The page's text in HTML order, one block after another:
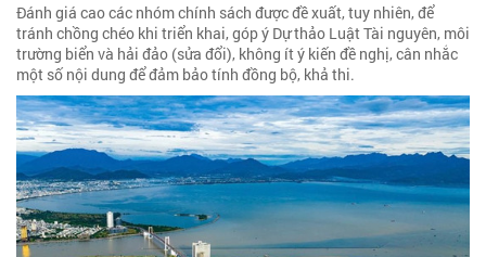
Đánh giá cao các nhóm chính sách được đề xuất, tuy nhiên, để
tránh chồng chéo khi triển khai, góp ý Dự thảo Luật Tài nguyên, môi
trường biển và hải đảo (sửa đổi), không ít ý kiến đề nghị, cân nhắc
một số nội dung để đảm bảo tính đồng bộ, khả thi.